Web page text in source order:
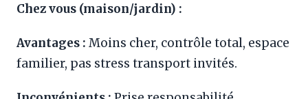
Chez vous (maison/jardin) :
Avantages : Moins cher, contrôle total, espace
familier, pas stress transport invités.